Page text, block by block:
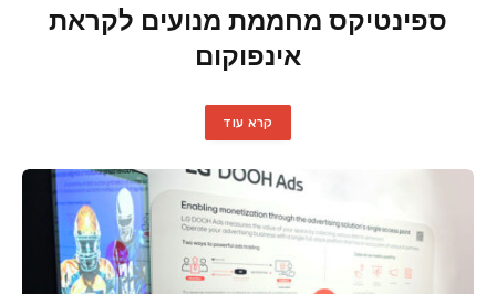
ספינטיקס מחממת מנועים לקראת
אינפוקום
קרא עוד